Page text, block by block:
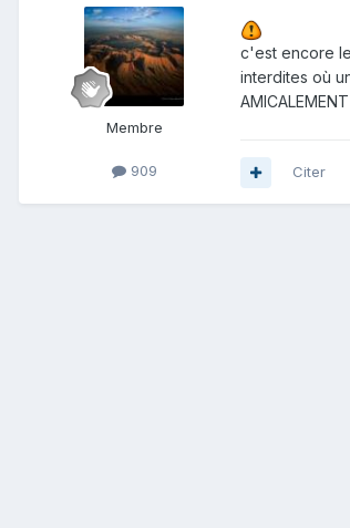
Membre
909
c'est encore
interdites où
Citer